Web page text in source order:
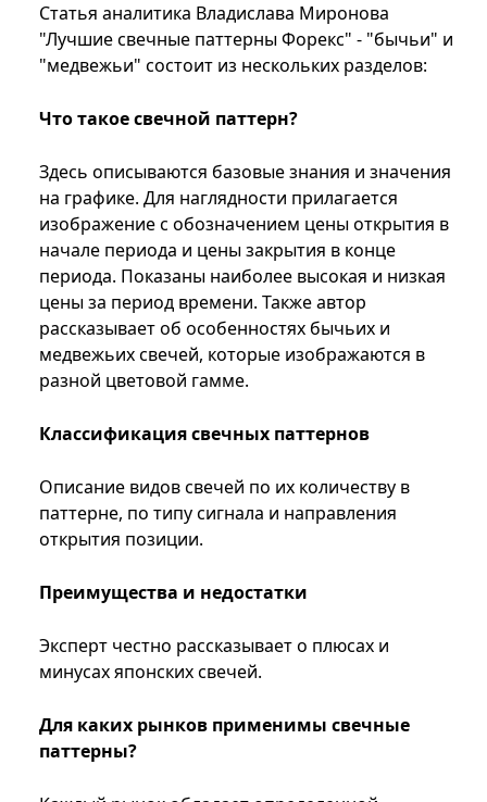
Статья аналитика Владислава Миронова
"Лучшие свечные паттерны Форекс" - "бычьи" и
"медвежьи" состоит из нескольких разделов:
Что такое свечной паттерн?
Здесь описываются базовые знания и значения
на графике. Для наглядности прилагается
изображение с обозначением цены открытия в
начале периода и цены закрытия в конце
периода. Показаны наиболее высокая и низкая
цены за период времени. Также автор
рассказывает об особенностях бычьих и
медвежьих свечей, которые изображаются в
разной цветовой гамме.
Классификация свечных паттернов
Описание видов свечей по их количеству в
паттерне, по типу сигнала и направления
открытия позиции.
Преимущества и недостатки
Эксперт честно рассказывает о плюсах и
минусах японских свечей.
Для каких рынков применимы свечные
паттерны?